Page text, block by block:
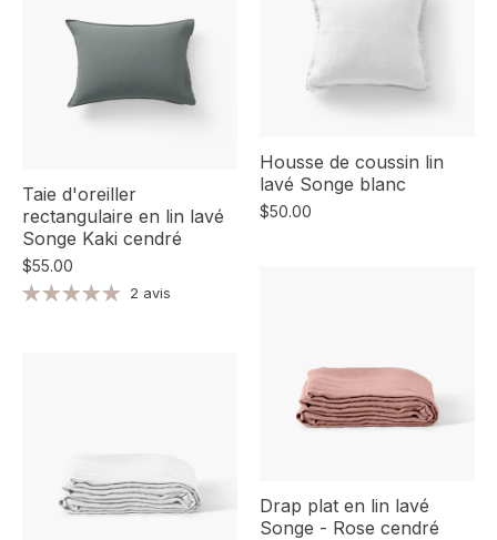
Taie d'oreiller
rectangulaire en lin lavé
Songe Kaki cendré
$55.00
2 avis
Housse de coussin lin
lavé Songe blanc
$50.00
Drap plat en lin lavé
Songe - Rose cendré